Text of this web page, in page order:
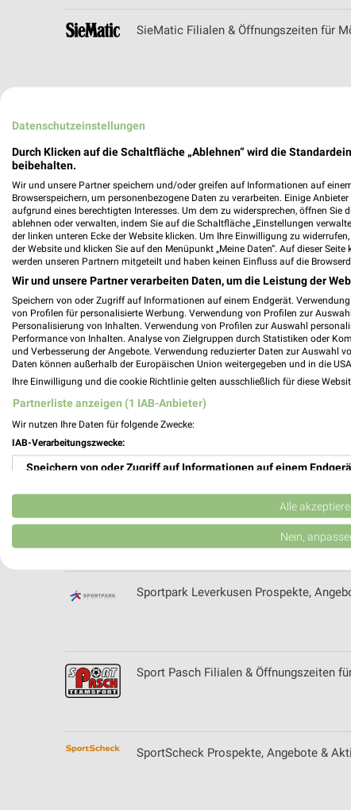
SieMatic Filialen & Öffnungszeiten für
Skywalker Sports GmbH Filialen &
Smets Prospekte & Angebote für Kevelaer
Sonderpreis Baumarkt Prospekte &
Spielschiff Prospekte & Spielzeug für
Sport 2000 Prospekte, Angebote &
Sportpark Leverkusen Prospekte,
Sport Pasch Filialen & Öffnungszeiten
SportScheck Prospekte, Angebote &
Datenschutzeinstellungen
Durch Klicken auf die Schaltfläche „Ablehnen“ wird die
beibehalten.
Wir und unsere Partner speichern und/oder greifen auf Informationen auf
Browserspeichern, um personenbezogene Daten zu verarbeiten. Einige
aufgrund eines berechtigten Interesses. Um dem zu widersprechen, öffnen Sie
ablehnen oder verwalten, indem Sie auf die Schaltfläche „Einstellungen
der linken unteren Ecke der Website klicken. Um Ihre Einwilligung zu
der Website und klicken Sie auf den Menüpunkt „Meine Daten“. Auf dieser
werden unseren Partnern mitgeteilt und haben keinen Einfluss auf die
Wir und unsere Partner verarbeiten Daten, um die Leistung der
Speichern von oder Zugriff auf Informationen auf einem Endgerät.
von Profilen für personalisierte Werbung. Verwendung von Profilen zur
Personalisierung von Inhalten. Verwendung von Profilen zur Auswahl
Performance von Inhalten. Analyse von Zielgruppen durch Statistiken oder
und Verbesserung der Angebote. Verwendung reduzierter Daten zur Auswahl
Daten können außerhalb der Europäischen Union weitergegeben und in die
Ihre Einwilligung und die cookie Richtlinie gelten ausschließlich für diese
Partnerliste anzeigen (1 IAB-Anbieter)
Wir nutzen Ihre Daten für folgende Zwecke:
IAB-Verarbeitungszwecke:
Speichern von oder Zugriff auf Informationen auf einem
Verwendung reduzierter Daten zur Auswahl von Werbeanzeigen
Erstellung von Profilen für personalisierte Werbung
Erstellung von Profilen zur Personalisierung von Inhalten
Messung der Werbeleistung
Messung der Performance von Inhalten
Alle
Nein,